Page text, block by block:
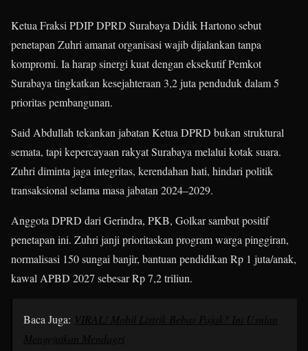
Ketua Fraksi PDIP DPRD Surabaya Didik Hartono sebut
penetapan Zuhri amanat organisasi wajib dijalankan tanpa
kompromi. Ia harap sinergi kuat dengan eksekutif Pemkot
Surabaya tingkatkan kesejahteraan 3,2 juta penduduk dalam 5
prioritas pembangunan.
Said Abdullah tekankan jabatan Ketua DPRD bukan struktural
semata, tapi kepercayaan rakyat Surabaya melalui kotak suara.
Zuhri diminta jaga integritas, kerendahan hati, hindari politik
transaksional selama masa jabatan 2024–2029.
Anggota DPRD dari Gerindra, PKB, Golkar sambut positif
penetapan ini. Zuhri janji prioritaskan program warga pinggiran,
normalisasi 150 sungai banjir, bantuan pendidikan Rp 1 juta/anak,
kawal APBD 2027 sebesar Rp 7,2 triliun.
Baca Juga: VIRAL! Mobil Listrik Bebas Pajak? Ini Usulan
Mengejutkan Mendagri